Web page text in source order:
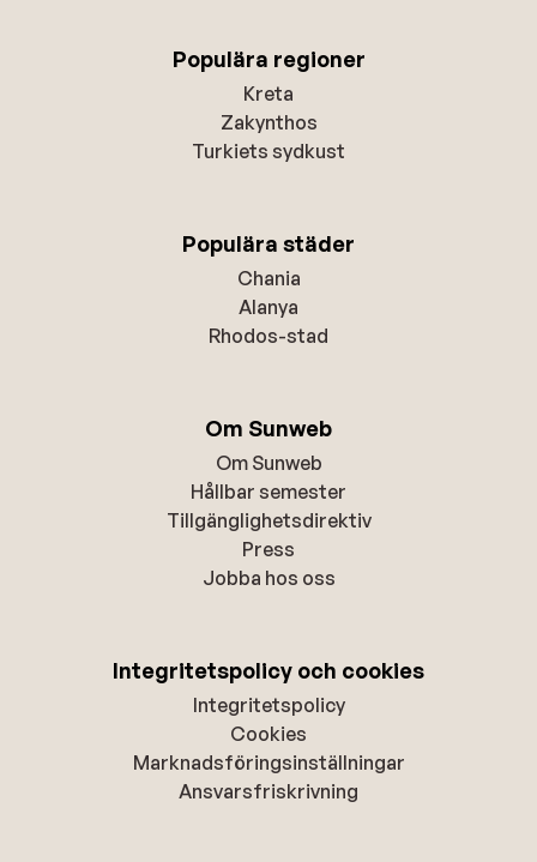
Populära regioner
Kreta
Zakynthos
Turkiets sydkust
Populära städer
Chania
Alanya
Rhodos-stad
Om Sunweb
Om Sunweb
Hållbar semester
Tillgänglighetsdirektiv
Press
Jobba hos oss
Integritetspolicy och cookies
Integritetspolicy
Cookies
Marknadsföringsinställningar
Ansvarsfriskrivning